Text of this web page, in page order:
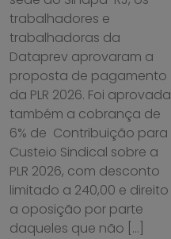
trabalhadores e
trabalhadoras da
Dataprev aprovaram a
proposta de pagamento
da PLR 2026. Foi aprovada
também a cobrança de
6% de Contribuição para
Custeio Sindical sobre a
PLR 2026, com desconto
limitado a 240,00 e direito
a oposição por parte
daqueles que não […]